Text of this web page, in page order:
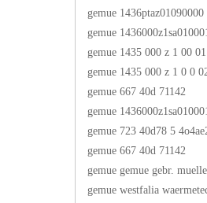
gemue 1436ptaz01090000
gemue
gemue 1435 000 z 1 00 01
gemue 1435 000 z 1 0 0
gemue 667 40d 71142
gemue
gemue 723 40d78 5
gemue 667 40d 71142
gemue gemue gebr.
gemue westfalia